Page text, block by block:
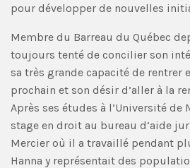
pour développer de nouvelles
Membre du Barreau du Québec
toujours tenté de concilier son
sa très grande capacité de rentrer
prochain et son désir d’aller à la
Après ses études à l’Université
stage en droit au bureau d’aide
Mercier où il a travaillé pendant
Hanna y représentait des